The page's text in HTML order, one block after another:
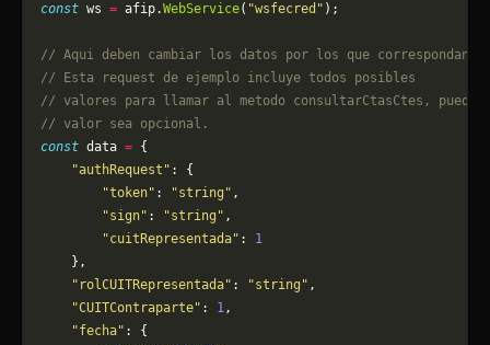
const ws = afip.WebService( "wsfecred" );
// Aqui deben cambiar los datos por los que correspondan.
// Esta request de ejemplo incluye todos posibles
// valores para llamar al metodo consultarCtasCtes, puede
// valor sea opcional.
const data = {
    "authRequest"
: {
        "token"
: "string" ,
        "sign"
: "string" ,
        "cuitRepresentada"
: 1
    },
    "rolCUITRepresentada"
: "string" ,
    "CUITContraparte"
: 1,
    "fecha"
: {